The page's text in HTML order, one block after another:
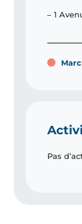
– 1
Pas